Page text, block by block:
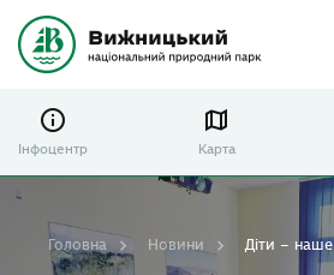
Інфоцентр Карта
Головна Новини Діти –